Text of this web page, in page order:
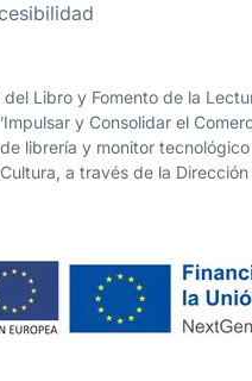
Libro y Fomento de la
y Consolidar el
librería y monitor
Cultura, a través de la